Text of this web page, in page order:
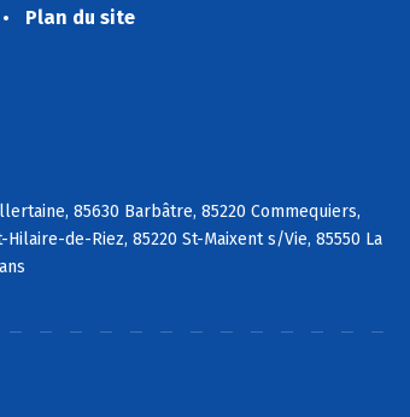
Plan du site
85630 Barbâtre, 85220 Commequiers,
de-Riez, 85220 St-Maixent s/Vie, 85550 La